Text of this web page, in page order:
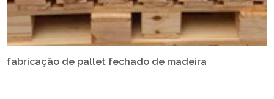
fabricação de pallet fechado de madeira